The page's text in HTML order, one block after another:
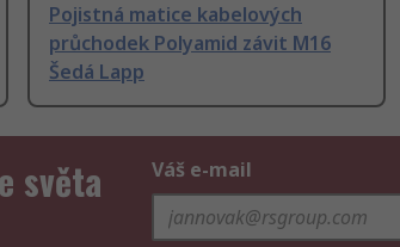
Pojistná matice kabelových
průchodek Polyamid závit M16
Šedá Lapp
světa
Váš e-mail